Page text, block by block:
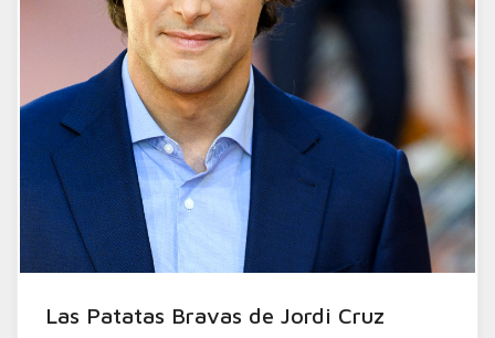
Las Patatas Bravas de Jordi Cruz